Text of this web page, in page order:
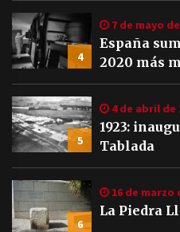
4
7 de mayo
España
2020 más
Civil
5
4 de abril de
1923:
Tablada
6
16 de marzo
La Piedra